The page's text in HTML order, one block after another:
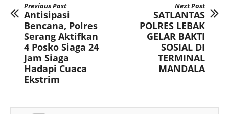
Previous Post
Antisipasi
Bencana, Polres
Serang Aktifkan
4 Posko Siaga 24
Jam Siaga
Hadapi Cuaca
Ekstrim
Next Post
SATLANTAS
POLRES LEBAK
GELAR BAKTI
SOSIAL DI
TERMINAL
MANDALA